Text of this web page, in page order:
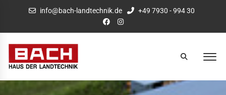
info@bach-landtechnik.de +49 7930 - 994 30